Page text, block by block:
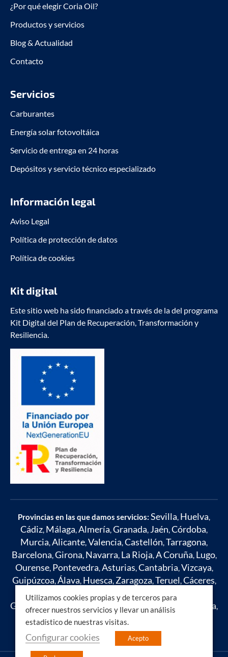
n
¿Por qué elegir Coria Oil?
Productos y servicios
Blog & Actualidad
Contacto
Servicios
Carburantes
Energía solar fotovoltáica
Servicio de entrega en 24 horas
Depósitos y servicio técnico especializado
Información legal
Aviso Legal
Política de protección de datos
Política de cookies
Kit digital
Este sitio web ha sido financiado a través de la del programa
Kit Digital del Plan de Recuperación, Transformación y
Resiliencia.
Provincias en las que damos servicios: Sevilla, Huelva,
Cádiz, Málaga,Almería,Granada, Jaén,Córdoba,
Murcia,Alicante,Valencia,Castellón,Tarragona,
Barcelona,Girona, Navarra, La Rioja,A Coruña, Lugo,
Ourense, Pontevedra,Asturias,Cantabria,Vizcaya,
Guipúzcoa,Álava, Huesca, Zaragoza,Teruel,Cáceres,
Badajoz Toledo Ciudad Real
Guadalajara Madrid León Zamora Salamanca Ávila,
Segovia,Soria,Burgos ,Palencia
Mallorca,Ibiza
Utilizamos cookies propias y de terceros para
ofrecer nuestros servicios y llevar un análisis
estadístico de nuestras visitas.
Configurar cookies Acepto